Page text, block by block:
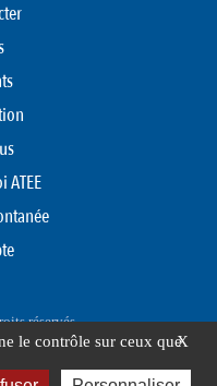
réservés
Plan du site
X
le contrôle sur ceux que